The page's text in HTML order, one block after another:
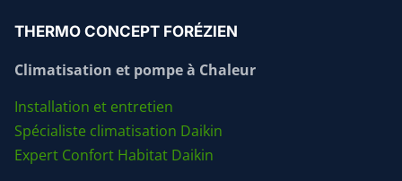
THERMO CONCEPT FORÉZIEN
Climatisation et pompe à Chaleur
Installation et entretien
Spécialiste climatisation Daikin
Expert Confort Habitat Daikin